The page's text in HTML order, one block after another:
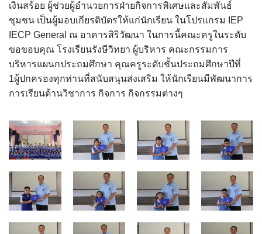
เงินสร้อย ผู้ช่วยผู้อำนวยการฝ่ายกิจการพิเศษและสัมพันธ์
ชุมชน เป็นผู้มอบเกียรติบัตรให้แก่นักเรียน ในโปรแกรม IEP
IECP General ณ อาคารสิริวัฒนา ในการนี้คณะครูในระดับ
ขอขอบคุณ โรงเรียนรังษีวิทยา ผู้บริหาร คณะกรรมการ
บริหารแผนกประถมศึกษา คุณครูระดับชั้นประถมศึกษาปีที่
1ผู้ปกครองทุกท่านที่สนับสนุนส่งเสริม ให้นักเรียนมีพัฒนาการ
การเรียนด้านวิชาการ กิจการ กิจกรรมต่างๆ